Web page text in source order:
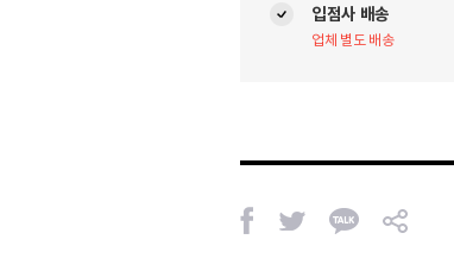
입점사 배송
업체 별도 배송
페
이
트
위
카
카
공
유